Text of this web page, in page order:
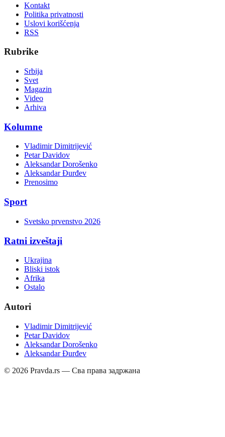
Kontakt
Politika privatnosti
Uslovi korišćenja
RSS
Rubrike
Srbija
Svet
Magazin
Video
Arhiva
Kolumne
Vladimir Dimitrijević
Petar Davidov
Aleksandar Dorošenko
Aleksandar Đurđev
Prenosimo
Sport
Svetsko prvenstvo 2026
Ratni izveštaji
Ukrajina
Bliski istok
Afrika
Ostalo
Autori
Vladimir Dimitrijević
Petar Davidov
Aleksandar Dorošenko
Aleksandar Đurđev
© 2026 Pravda.rs — Сва права задржана